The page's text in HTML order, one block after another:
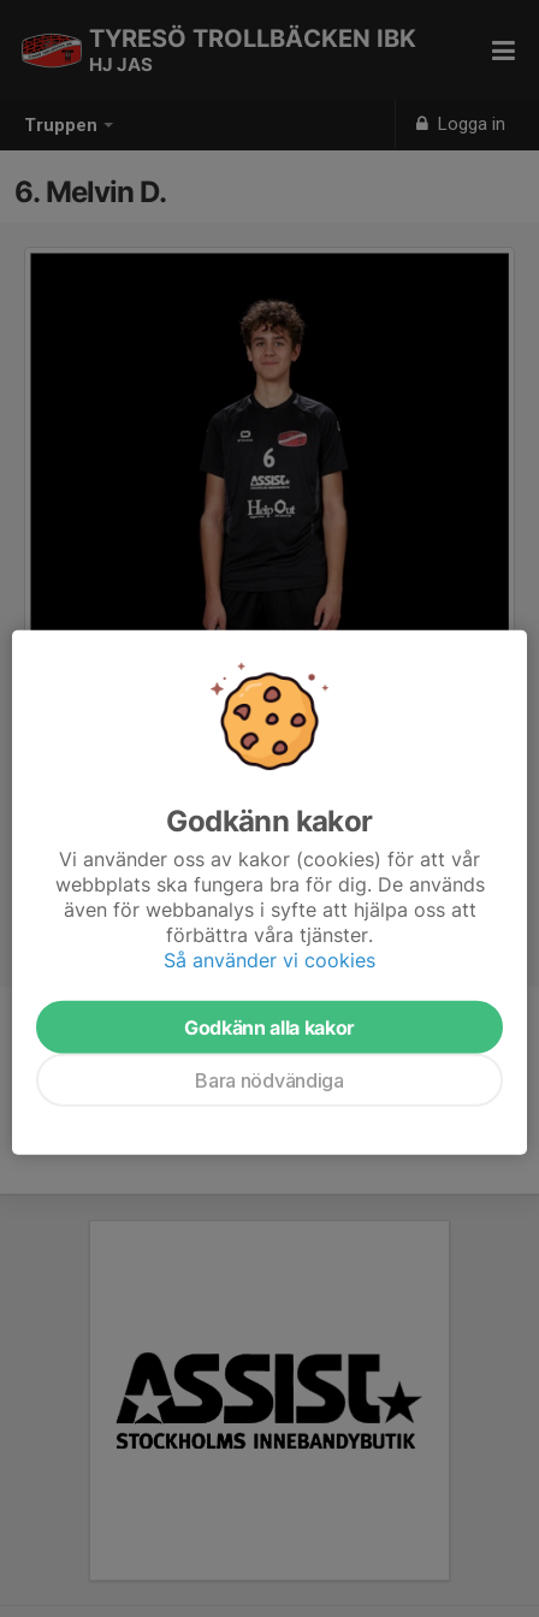
Truppen Logga in
TYRESÖ TROLLBÄCKEN IBK
HJ JAS
6. Melvin D.
Ålder 16 år
Godkänn kakor
Vi använder oss av kakor (cookies) för att vår
webbplats ska fungera bra för dig. De används
även för webbanalys i syfte att hjälpa oss att
förbättra våra tjänster.
Så använder vi cookies
Godkänn alla kakor
Bara nödvändiga